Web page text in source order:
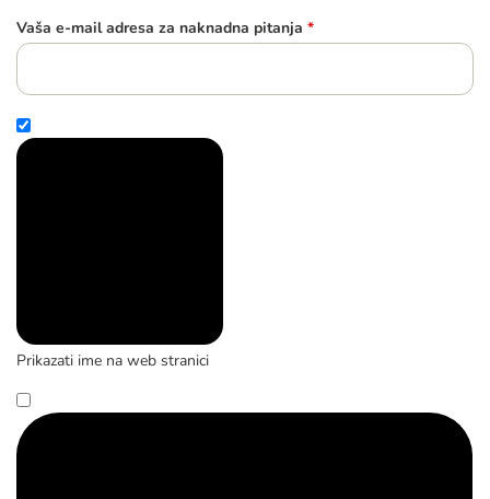
Vaša e-mail adresa za naknadna pitanja *
Prikazati ime na web stranici